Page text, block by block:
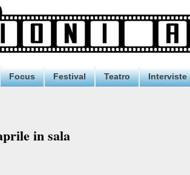
Focus Festival Teatro Interviste
in sala